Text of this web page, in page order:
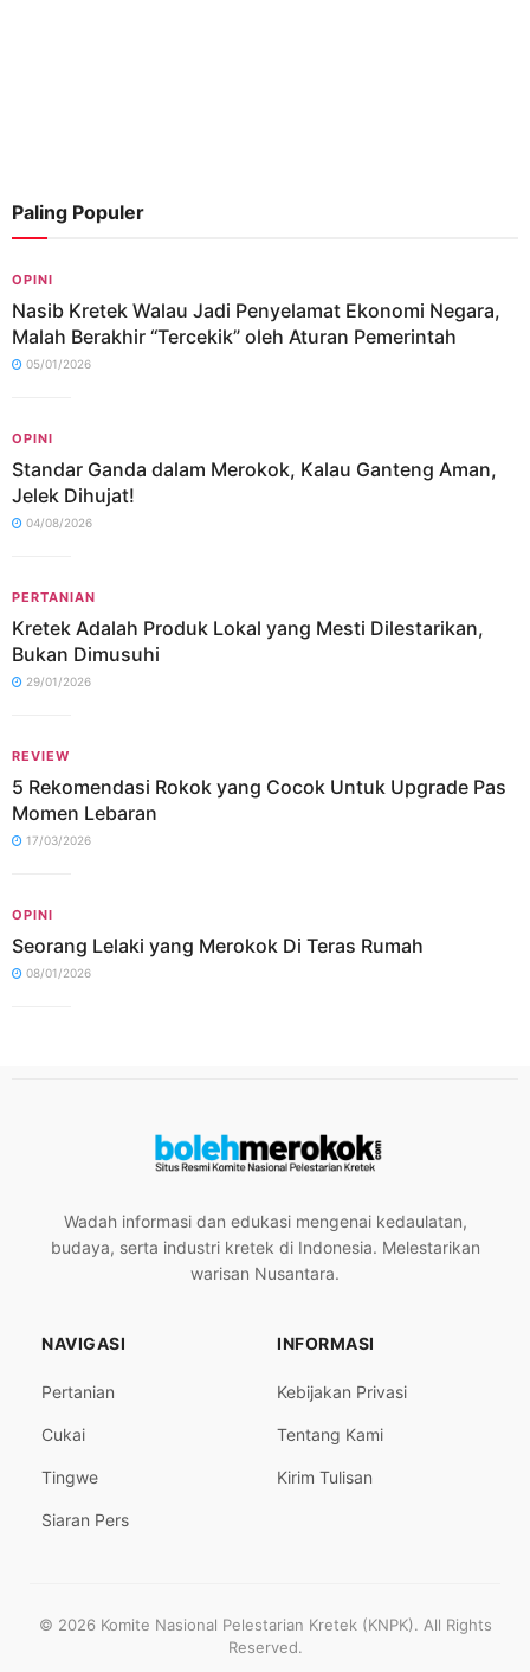
Paling Populer
OPINI
Nasib Kretek Walau Jadi Penyelamat Ekonomi Negara,
Malah Berakhir “Tercekik” oleh Aturan Pemerintah
05/01/2026
OPINI
Standar Ganda dalam Merokok, Kalau Ganteng Aman,
Jelek Dihujat!
04/08/2026
PERTANIAN
Kretek Adalah Produk Lokal yang Mesti Dilestarikan,
Bukan Dimusuhi
29/01/2026
REVIEW
5 Rekomendasi Rokok yang Cocok Untuk Upgrade Pas
Momen Lebaran
17/03/2026
OPINI
Seorang Lelaki yang Merokok Di Teras Rumah
08/01/2026
Wadah informasi dan edukasi mengenai kedaulatan,
budaya, serta industri kretek di Indonesia. Melestarikan
warisan Nusantara.
NAVIGASI
Pertanian
Cukai
Tingwe
Siaran Pers
INFORMASI
Kebijakan Privasi
Tentang Kami
Kirim Tulisan
© 2026 Komite Nasional Pelestarian Kretek (KNPK). All Rights
Reserved.